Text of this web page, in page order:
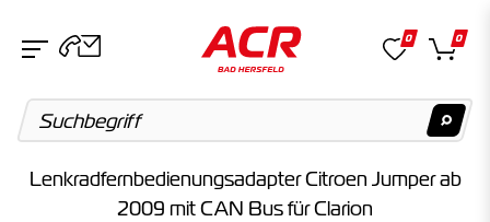
0 0
Lenkradfernbedienungsadapter Citroen Jumper ab
2009 mit CAN Bus für Clarion